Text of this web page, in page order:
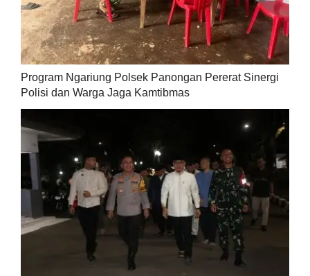
Program Ngariung Polsek Panongan Pererat Sinergi
Polisi dan Warga Jaga Kamtibmas